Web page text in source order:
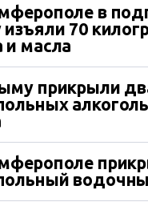
в
изъяли 70
и масла
прикрыли